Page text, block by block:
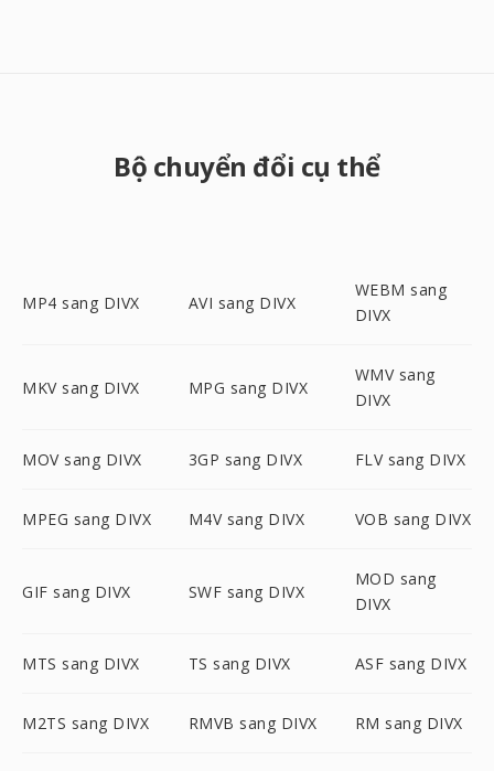
Bộ chuyển đổi cụ thể
MP4 sang DIVX AVI sang DIVX
WEBM sang
DIVX
MKV sang DIVX MPG sang DIVX
WMV sang
DIVX
MOV sang DIVX 3GP sang DIVX FLV sang DIVX
MPEG sang DIVX M4V sang DIVX VOB sang DIVX
GIF sang DIVX SWF sang DIVX
MOD sang
DIVX
MTS sang DIVX TS sang DIVX ASF sang DIVX
M2TS sang DIVX RMVB sang DIVX RM sang DIVX